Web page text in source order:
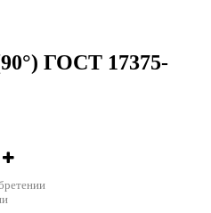
ГОСТ 17375-